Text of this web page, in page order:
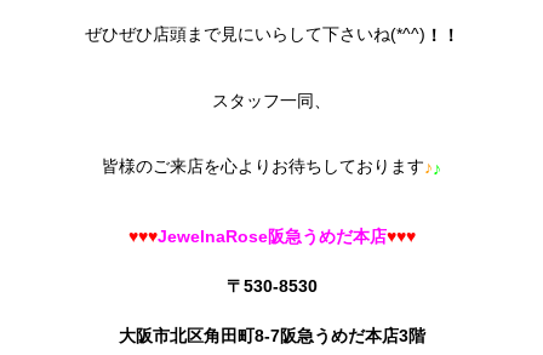
ぜひぜひ店頭まで見にいらして下さいね(*^^) ！！
スタッフ一同、
皆様のご来店を心よりお待ちしております♪♪
♥♥♥JewelnaRose阪急うめだ本店♥♥♥
〒530-8530
大阪市北区角田町8-7阪急うめだ本店3階